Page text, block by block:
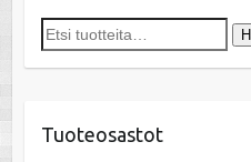
Etsi:
Tuoteosastot